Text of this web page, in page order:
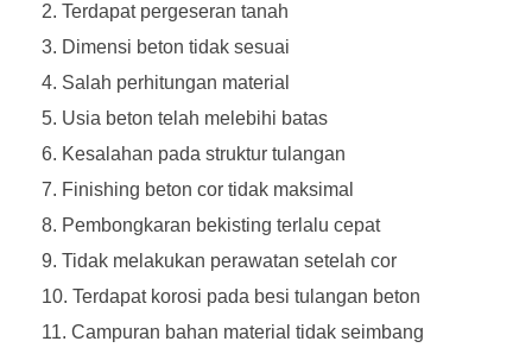
Terdapat pergeseran tanah
Dimensi beton tidak sesuai
Salah perhitungan material
Usia beton telah melebihi batas
Kesalahan pada struktur tulangan
Finishing beton cor tidak maksimal
Pembongkaran bekisting terlalu cepat
Tidak melakukan perawatan setelah cor
Terdapat korosi pada besi tulangan beton
Campuran bahan material tidak seimbang